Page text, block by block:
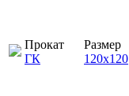
Прокат
ГК
Размер
120х120